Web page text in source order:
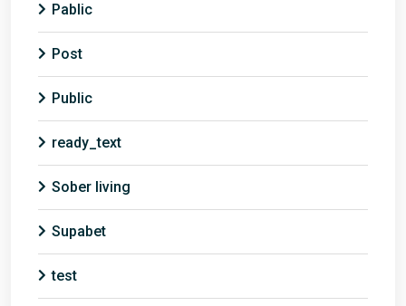
Pablic
Post
Public
ready_text
Sober living
Supabet
test